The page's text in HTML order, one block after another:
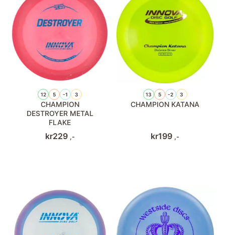
12 5 -1 3
CHAMPION
DESTROYER METAL
FLAKE
kr229 ,-
13 5 -2 3
CHAMPION KATANA
kr199 ,-